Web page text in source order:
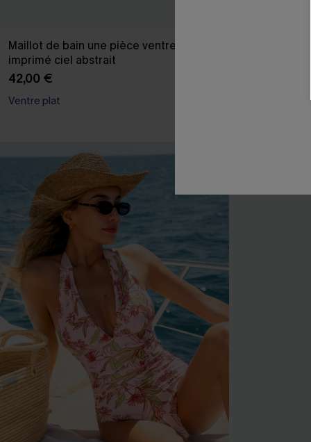
Maillot de bain une pièce ventre plat à
imprimé ciel abstrait
42,00 €
Ventre plat